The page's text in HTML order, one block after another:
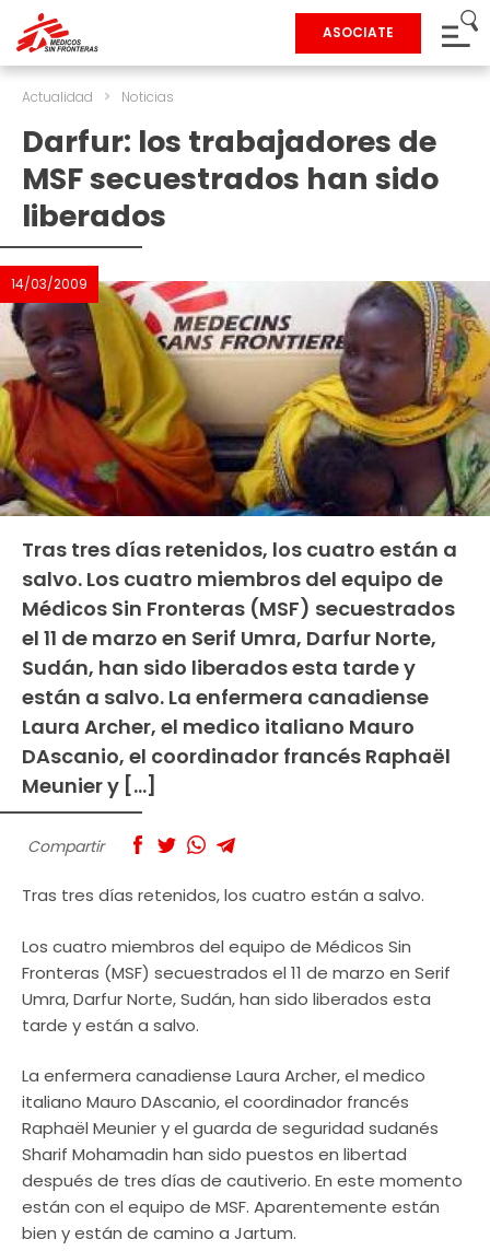
ASOCIATE
Actualidad > Noticias
Darfur: los trabajadores de
MSF secuestrados han sido
liberados
14/03/2009
Tras tres días retenidos, los cuatro están a
salvo. Los cuatro miembros del equipo de
Médicos Sin Fronteras (MSF) secuestrados
el 11 de marzo en Serif Umra, Darfur Norte,
Sudán, han sido liberados esta tarde y
están a salvo. La enfermera canadiense
Laura Archer, el medico italiano Mauro
DAscanio, el coordinador francés Raphaël
Meunier y […]
Compartir
Tras tres días retenidos, los cuatro están a salvo.
Los cuatro miembros del equipo de Médicos Sin
Fronteras (MSF) secuestrados el 11 de marzo en Serif
Umra, Darfur Norte, Sudán, han sido liberados esta
tarde y están a salvo.
La enfermera canadiense Laura Archer, el medico
italiano Mauro DAscanio, el coordinador francés
Raphaël Meunier y el guarda de seguridad sudanés
Sharif Mohamadin han sido puestos en libertad
después de tres días de cautiverio. En este momento
están con el equipo de MSF. Aparentemente están
bien y están de camino a Jartum.